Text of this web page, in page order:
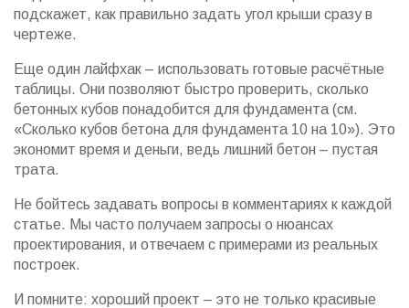
подскажет, как правильно задать угол крыши сразу в
чертеже.
Еще один лайфхак – использовать готовые расчётные
таблицы. Они позволяют быстро проверить, сколько
бетонных кубов понадобится для фундамента (см.
«Сколько кубов бетона для фундамента 10 на 10»). Это
экономит время и деньги, ведь лишний бетон – пустая
трата.
Не бойтесь задавать вопросы в комментариях к каждой
статье. Мы часто получаем запросы о нюансах
проектирования, и отвечаем с примерами из реальных
построек.
И помните: хороший проект – это не только красивые